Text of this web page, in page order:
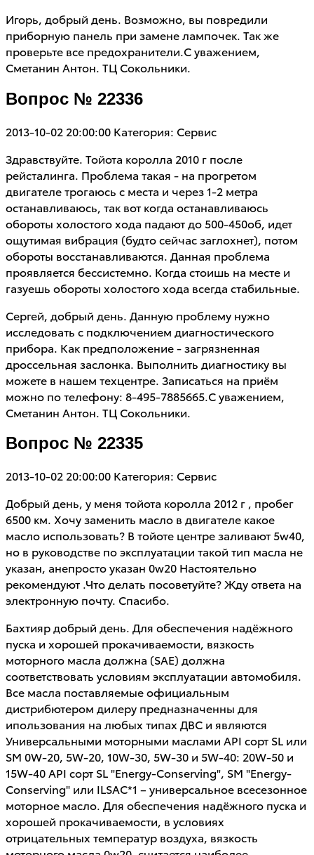
Игорь, добрый день. Возможно, вы повредили
приборную панель при замене лампочек. Так же
проверьте все предохранители.С уважением,
Сметанин Антон. ТЦ Сокольники.
Вопрос № 22336
2013-10-02 20:00:00 Категория: Сервис
Здравствуйте. Тойота королла 2010 г после
рейсталинга. Проблема такая - на прогретом
двигателе трогаюсь с места и через 1-2 метра
останавливаюсь, так вот когда останавливаюсь
обороты холостого хода падают до 500-450об, идет
ощутимая вибрация (будто сейчас заглохнет), потом
обороты восстанавливаются. Данная проблема
проявляется бессистемно. Когда стоишь на месте и
газуешь обороты холостого хода всегда стабильные.
Сергей, добрый день. Данную проблему нужно
исследовать с подключением диагностического
прибора. Как предположение - загрязненная
дроссельная заслонка. Выполнить диагностику вы
можете в нашем техцентре. Записаться на приём
можно по телефону: 8-495-7885665.С уважением,
Сметанин Антон. ТЦ Сокольники.
Вопрос № 22335
2013-10-02 20:00:00 Категория: Сервис
Добрый день, у меня тойота королла 2012 г , пробег
6500 км. Хочу заменить масло в двигателе какое
масло использовать? В тойоте центре заливают 5w40,
но в руководстве по эксплуатации такой тип масла не
указан, анепросто указан 0w20 Настоятельно
рекомендуют .Что делать посоветуйте? Жду ответа на
электронную почту. Спасибо.
Бахтияр добрый день. Для обеспечения надёжного
пуска и хорошей прокачиваемости, вязкость
моторного масла должна (SAE) должна
соответствовать условиям эксплуатации автомобиля.
Все масла поставляемые официальным
дистрибютером дилеру предназначенны для
ипользования на любых типах ДВС и являются
Универсальными моторными маслами API сорт SL или
SM 0W-20, 5W-20, 10W-30, 5W-30 и 5W-40: 20W-50 и
15W-40 API сорт SL "Energy-Conserving", SM "Energy-
Conserving" или ILSAC*1 – универсальное всесезонное
моторное масло. Для обеспечения надёжного пуска и
хорошей прокачиваемости, в условиях
отрицательных температур воздуха, вязкость